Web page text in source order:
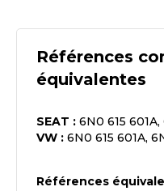
Références
équivalentes
SEAT : 6N0 615
VW : 6N0 615 601A,
Références